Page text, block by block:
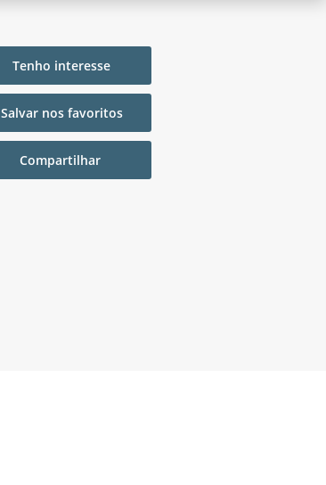
Tenho interesse
Salvar nos favoritos
Compartilhar